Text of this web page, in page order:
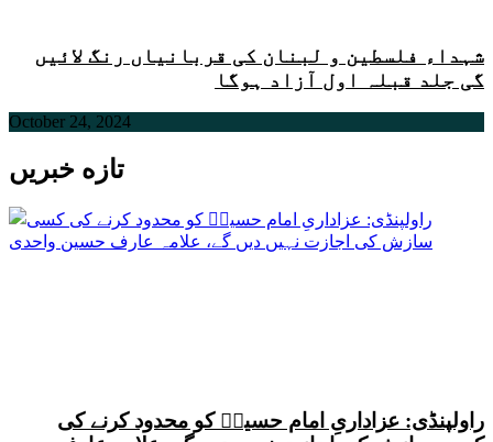
شہداء فلسطین و لبنان کی قربانیاں رنگ لائیں
گی جلد قبلہ اول آزاد ہوگا
October 24, 2024
تازه خبریں
راولپنڈی: عزاداریِ امام حسینؑ کو محدود کرنے کی